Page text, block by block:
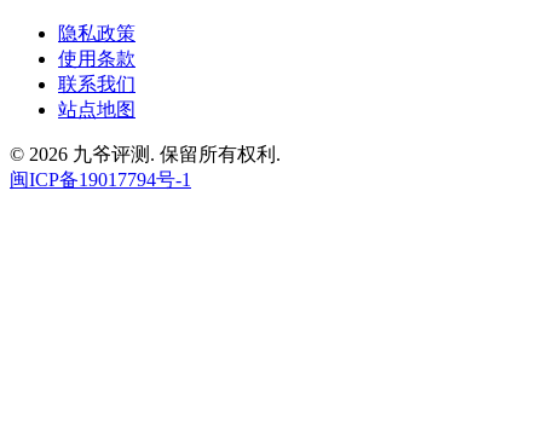
隐私政策
使用条款
联系我们
站点地图
© 2026 九爷评测. 保留所有权利.
闽ICP备19017794号-1